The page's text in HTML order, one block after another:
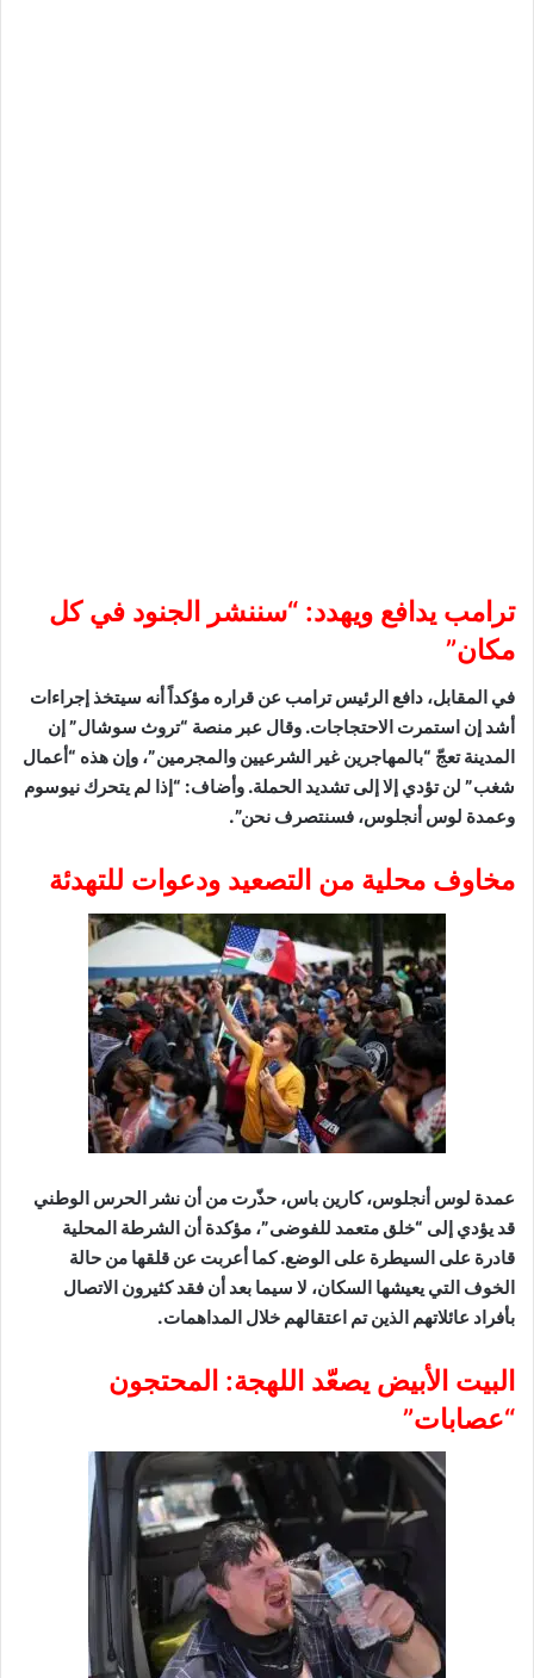
ترامب يدافع ويهدد: “سننشر الجنود في كل
مكان”
في المقابل، دافع الرئيس ترامب عن قراره مؤكداً أنه سيتخذ إجراءات
أشد إن استمرت الاحتجاجات. وقال عبر منصة “تروث سوشال” إن
المدينة تعجّ “بالمهاجرين غير الشرعيين والمجرمين”، وإن هذه “أعمال
شغب” لن تؤدي إلا إلى تشديد الحملة. وأضاف: “إذا لم يتحرك نيوسوم
وعمدة لوس أنجلوس، فسنتصرف نحن”.
مخاوف محلية من التصعيد ودعوات للتهدئة
عمدة لوس أنجلوس، كارين باس، حذّرت من أن نشر الحرس الوطني
قد يؤدي إلى “خلق متعمد للفوضى”، مؤكدة أن الشرطة المحلية
قادرة على السيطرة على الوضع. كما أعربت عن قلقها من حالة
الخوف التي يعيشها السكان، لا سيما بعد أن فقد كثيرون الاتصال
بأفراد عائلاتهم الذين تم اعتقالهم خلال المداهمات.
البيت الأبيض يصعّد اللهجة: المحتجون
“عصابات”